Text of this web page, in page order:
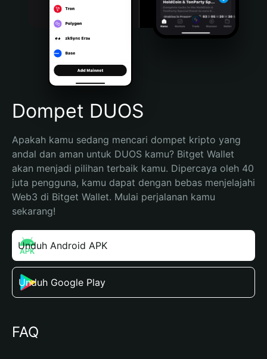
Português (Brasil)
Español (Argentina)
Dompet DUOS
Apakah kamu sedang mencari dompet kripto yang
andal dan aman untuk DUOS kamu? Bitget Wallet
akan menjadi pilihan terbaik kamu. Dipercaya oleh 40
juta pengguna, kamu dapat dengan bebas menjelajahi
Web3 di Bitget Wallet. Mulai perjalanan kamu
sekarang!
Unduh Android APK
Unduh Google Play
FAQ